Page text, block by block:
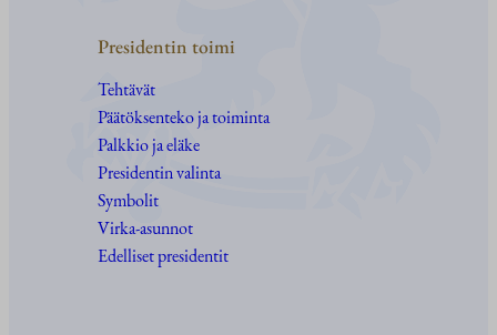
Presidentin toimi
Tehtävät
Päätöksenteko ja toiminta
Palkkio ja eläke
Presidentin valinta
Symbolit
Virka-asunnot
Edelliset presidentit